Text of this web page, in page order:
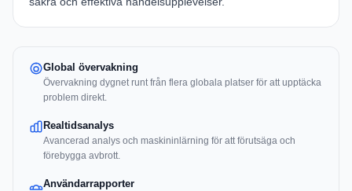
Global övervakning
Övervakning dygnet runt från flera globala platser för att upptäcka
problem direkt.
Realtidsanalys
Avancerad analys och maskininlärning för att förutsäga och
förebygga avbrott.
Användarrapporter